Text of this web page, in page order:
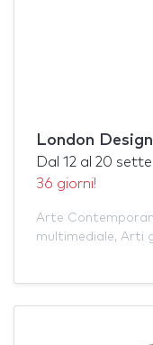
London
Dal 12 al 20
36 giorni!
Arte
multimediale, Arti